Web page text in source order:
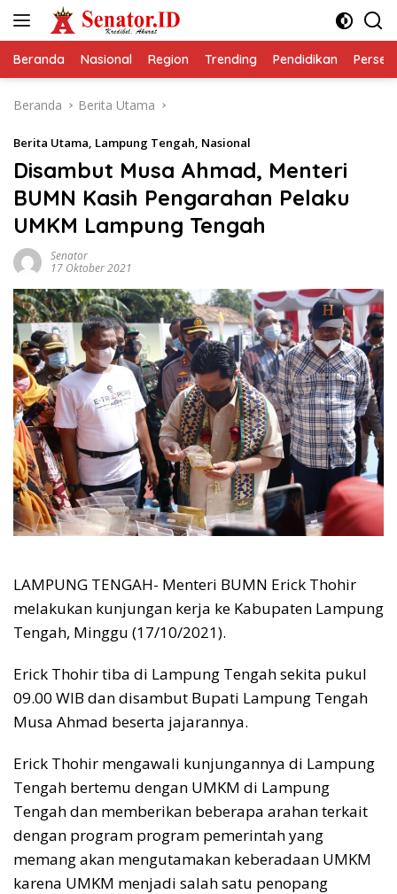
Beranda Nasional Region Trending Pendidikan
Beranda Berita Utama
Berita Utama, Lampung Tengah, Nasional
Disambut Musa Ahmad, Menteri
BUMN Kasih Pengarahan Pelaku
UMKM Lampung Tengah
Senator
17 Oktober 2021
LAMPUNG TENGAH- Menteri BUMN Erick Thohir
melakukan kunjungan kerja ke Kabupaten Lampung
Tengah, Minggu (17/10/2021).
Erick Thohir tiba di Lampung Tengah sekita pukul
09.00 WIB dan disambut Bupati Lampung Tengah
Musa Ahmad beserta jajarannya.
Erick Thohir mengawali kunjungannya di Lampung
Tengah bertemu dengan UMKM di Lampung
Tengah dan memberikan beberapa arahan terkait
dengan program program pemerintah yang
memang akan mengutamakan keberadaan UMKM
karena UMKM menjadi salah satu penopang